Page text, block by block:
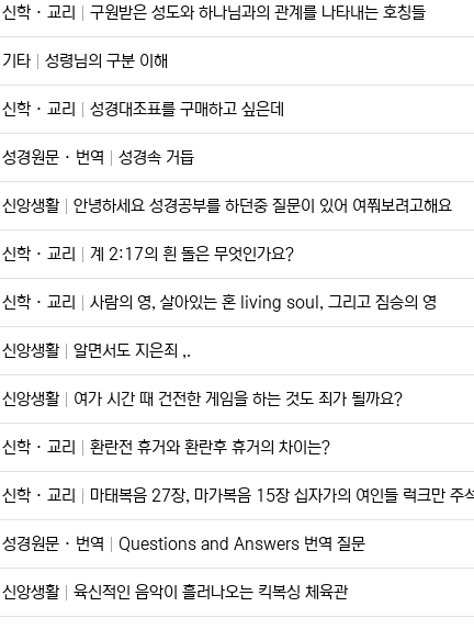
신학 · 교리 구원받은 성도와 하나님과의 관계를 나타내는 호칭들
기타 성령님의 구분 이해
신학 · 교리 성경대조표를 구매하고 싶은데
성경원문 · 번역 성경속 거듭
신앙생활 안녕하세요 성경공부를 하던중 질문이 있어 여쭤보려고해요
신학 · 교리 계 2:17의 흰 돌은 무엇인가요?
신학 · 교리 사람의 영, 살아있는 혼 living soul, 그리고 짐승의 영
신앙생활 알면서도 지은죄 ,.
신앙생활 여가 시간 때 건전한 게임을 하는 것도 죄가 될까요?
신학 · 교리 환란전 휴거와 환란후 휴거의 차이는?
신학 · 교리 마태복음 27장, 마가복음 15장 십자가의 여인들 럭크만 주
성경원문 · 번역 Questions and Answers 번역 질문
신앙생활 육신적인 음악이 흘러나오는 킥복싱 체육관